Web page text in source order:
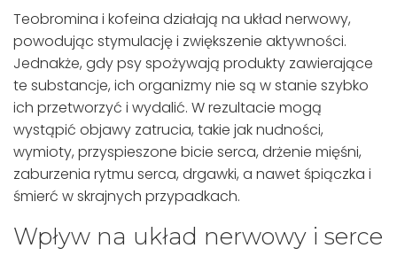
Teobromina i kofeina działają na układ nerwowy,
powodując stymulację i zwiększenie aktywności.
Jednakże, gdy psy spożywają produkty zawierające
te substancje, ich organizmy nie są w stanie szybko
ich przetworzyć i wydalić. W rezultacie mogą
wystąpić objawy zatrucia, takie jak nudności,
wymioty, przyspieszone bicie serca, drżenie mięśni,
zaburzenia rytmu serca, drgawki, a nawet śpiączka i
śmierć w skrajnych przypadkach.
Wpływ na układ nerwowy i serce